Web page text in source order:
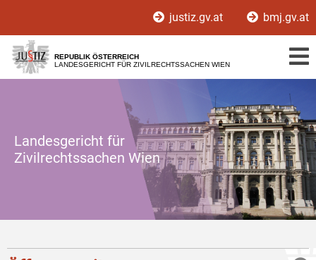
[1]
[2]
justiz.gv.at bmj.gv.at
REPUBLIK ÖSTERREICH
LANDESGERICHT FÜR ZIVILRECHTSSACHEN WIEN
Landesgericht für
Zivilrechtssachen Wien